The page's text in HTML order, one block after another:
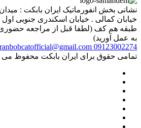
نشانی بخش انفورماتیک ایران بابکت :
طبقه هم کف (لطفا قبل از مراجعه حضوری
به عمل آورید)
09123002274
تمامی حقوق برای ایران بابکت محفوظ می